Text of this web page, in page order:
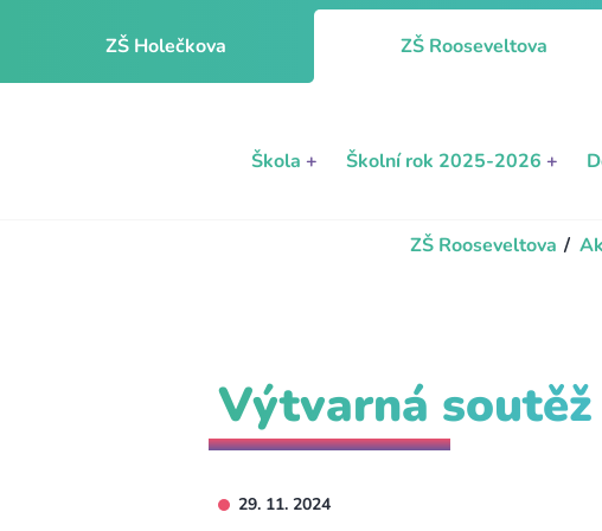
ZŠ Holečkova ZŠ Rooseveltova
Škola + Školní rok 2025-2026 +
ZŠ Rooseveltova /
Výtvarná soutěž
29. 11. 2024